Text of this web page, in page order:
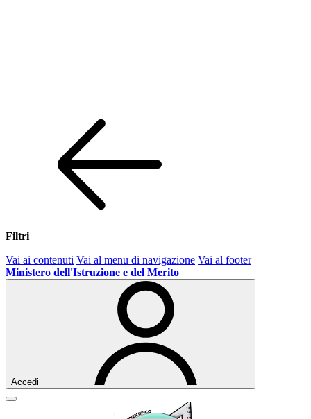
Filtri
Vai ai contenuti Vai al menu di navigazione Vai al footer
Ministero dell'Istruzione e del Merito
Accedi